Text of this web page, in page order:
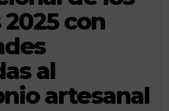
con
al
artesanal